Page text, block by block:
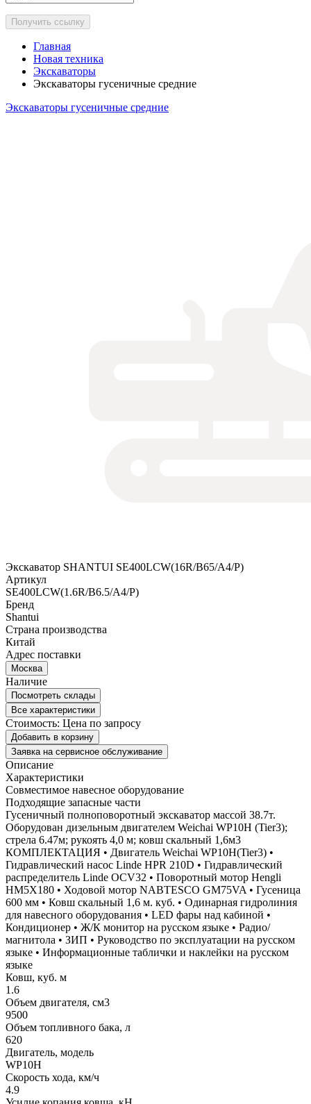
Получить ссылку
Главная
Новая техника
Экскаваторы
Экскаваторы гусеничные средние
Экскаваторы гусеничные средние
Экскаватор SHANTUI SE400LCW(16R/B65/A4/P)
Артикул
SE400LCW(1.6R/B6.5/A4/P)
Бренд
Shantui
Страна производства
Китай
Адрес поставки
Москва
Наличие
Посмотреть склады
Все характеристики
Стоимость: Цена по запросу
Добавить в корзину
Заявка на сервисное обслуживание
Описание
Характеристики
Совместимое навесное оборудование
Подходящие запасные части
Гусеничный полноповоротный экскаватор массой 38.7т.
Оборудован дизельным двигателем Weichai WP10H (Tier3);
стрела 6.47м; рукоять 4,0 м; ковш скальный 1,6м3
КОМПЛЕКТАЦИЯ • Двигатель Weichai WP10H(Tier3) •
Гидравлический насос Linde HPR 210D • Гидравлический
распределитель Linde OCV32 • Поворотный мотор Hengli
HM5X180 • Ходовой мотор NABTESCO GM75VA • Гусеница
600 мм • Ковш скальный 1,6 м. куб. • Одинарная гидролиния
для навесного оборудования • LED фары над кабиной •
Кондиционер • Ж/К монитор на русском языке • Радио/
магнитола • ЗИП • Руководство по эксплуатации на русском
языке • Информационные таблички и наклейки на русском
языке
Ковш, куб. м
1.6
Объем двигателя, см3
9500
Объем топливного бака, л
620
Двигатель, модель
WP10H
Скорость хода, км/ч
4.9